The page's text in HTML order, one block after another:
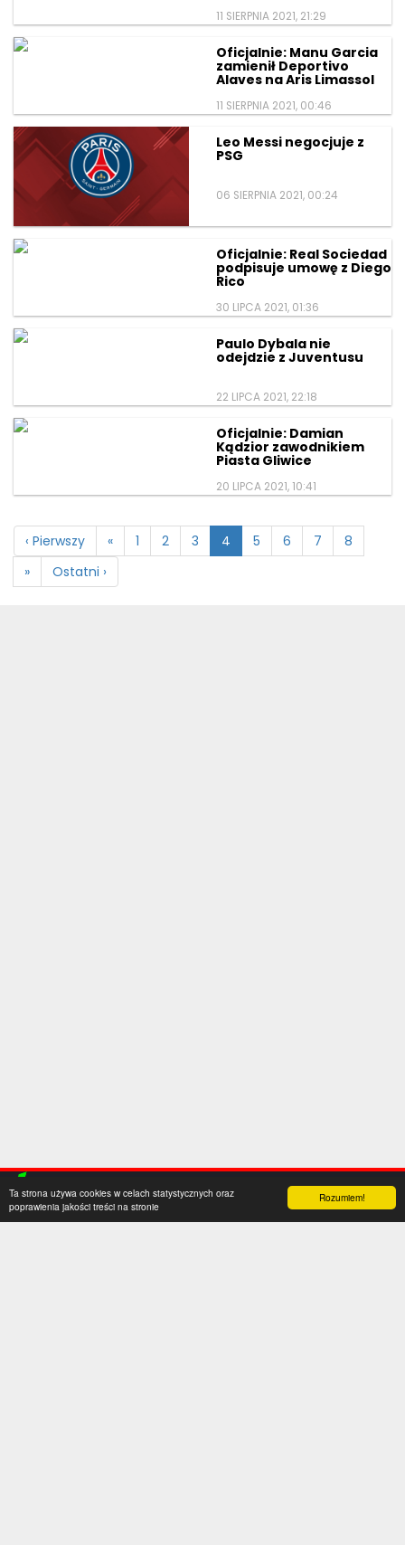
Rozumiem!
Ta strona używa cookies w celach statystycznych oraz
poprawienia jakości treści na stronie
11 SIERPNIA 2021, 21:29
Oficjalnie: Manu Garcia
zamienił Deportivo
Alaves na Aris Limassol
11 SIERPNIA 2021, 00:46
Leo Messi negocjuje z
PSG
06 SIERPNIA 2021, 00:24
Oficjalnie: Real Sociedad
podpisuje umowę z Diego
Rico
30 LIPCA 2021, 01:36
Paulo Dybala nie
odejdzie z Juventusu
22 LIPCA 2021, 22:18
Oficjalnie: Damian
Kądzior zawodnikiem
Piasta Gliwice
20 LIPCA 2021, 10:41
‹ Pierwszy « 1 2 3 4 5 6 7
8
»
Ostatni ›